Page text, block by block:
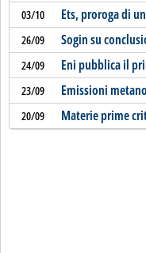
03/10 Ets, proroga di
26/09 Sogin su
24/09 Eni pubblica il
23/09 Emissioni
20/09 Materie prime